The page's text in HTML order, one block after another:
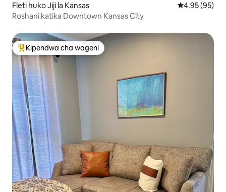
Fleti huko Jiji la Kansas Ukadiriaji wa
4.95 (95)
Roshani katika Downtown Kansas City
Kipendwa maarufu cha wageni
Kipendwa cha wageni